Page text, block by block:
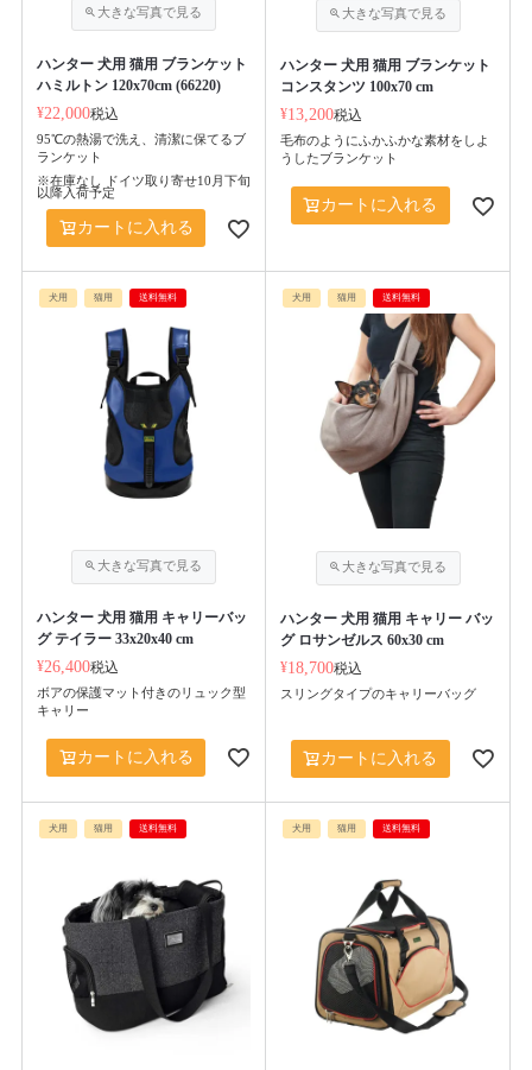
ハンター 犬用 猫用 ブランケット
ハミルトン 120x70cm (66220)
¥22,000税込
95℃の熱湯で洗え、清潔に保てるブ
ランケット
※在庫なし ドイツ取り寄せ10月下旬
以降入荷予定
カートに入れる
ハンター 犬用 猫用 ブランケット
コンスタンツ 100x70 cm
¥13,200税込
毛布のようにふかふかな素材をしよ
うしたブランケット
カートに入れる
犬用 猫用 送料無料
ハンター 犬用 猫用 キャリーバッ
グ テイラー 33x20x40 cm
¥26,400税込
ボアの保護マット付きのリュック型
キャリー
カートに入れる
犬用 猫用 送料無料
ハンター 犬用 猫用 キャリー バッ
グ ロサンゼルス 60x30 cm
¥18,700税込
スリングタイプのキャリーバッグ
カートに入れる
犬用 猫用 送料無料 犬用 猫用 送料無料